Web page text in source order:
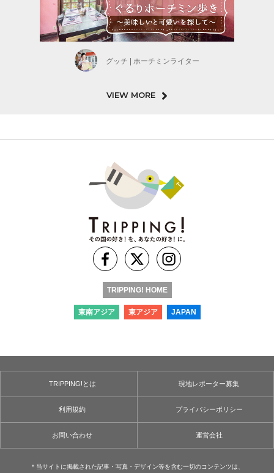
グッチ | ホーチミンライター
VIEW MORE
TRIPPING! HOME
東南アジア 東アジア JAPAN
TRIPPING!とは 現地レポーター募集
利用規約 プライバシーポリシー
お問い合わせ 運営会社
＊当サイトに掲載された記事・写真・デザイン等を含む⼀切のコンテンツは、